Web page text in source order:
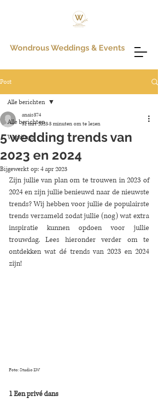
Wondrous Weddings & Events
Post
Alle berichten
Weddings
Alle berichten
5 wedding trends van
2023 en 2024
anais374
31 mrt 20233 minuten om te lezen
Bijgewerkt op: 4 apr 2023
Zijn jullie van plan om te trouwen in 2023 of
2024 en zijn jullie benieuwd naar de nieuwste
trends? Wij hebben voor jullie de populairste
trends verzameld zodat jullie (nog) wat extra
inspiratie kunnen opdoen voor jullie
trouwdag. Lees hieronder verder om te
ontdekken wat dé trends van 2023 en 2024
zijn!
Foto: Studio LW
1 Een privé dans